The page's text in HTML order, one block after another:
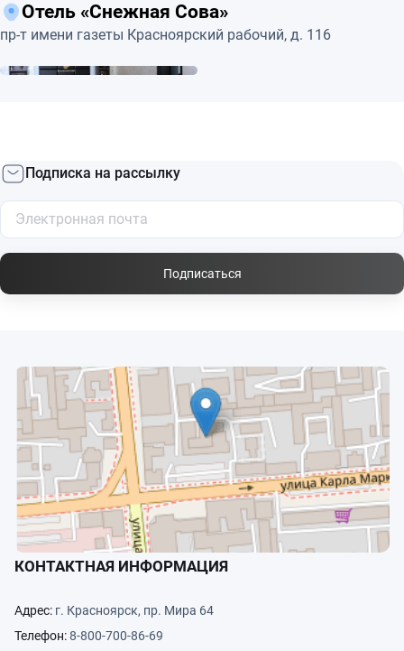
Отель «Снежная Сова»
пр-т имени газеты Красноярский рабочий, д. 116
Подписка на рассылку
Подписаться
КОНТАКТНАЯ ИНФОРМАЦИЯ
Адрес: г. Красноярск, пр. Мира 64
Телефон:8-800-700-86-69